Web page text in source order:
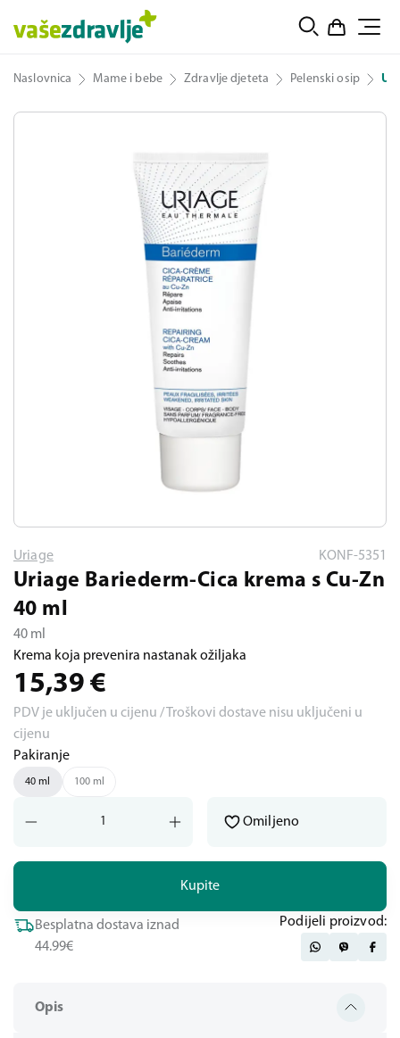
Naslovnica Mame i bebe Zdravlje djeteta Pelenski osip
Opis
Uriage KONF-5351
Uriage Bariederm-Cica krema s Cu-Zn
40 ml
40 ml
Krema koja prevenira nastanak ožiljaka
15,39 €
PDV je uključen u cijenu / Troškovi dostave nisu uključeni u
cijenu
Pakiranje
40 ml 100 ml
Kupite
Omiljeno
Besplatna dostava iznad
44.99€
Podijeli proizvod: